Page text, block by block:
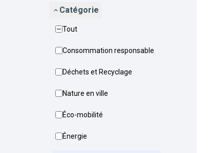
Catégorie
Tout
Consommation responsable
Déchets et Recyclage
Nature en ville
Éco-mobilité
Énergie